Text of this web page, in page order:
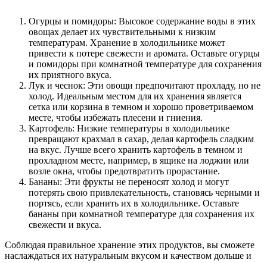
Огурцы и помидоры: Высокое содержание воды в этих
овощах делает их чувствительными к низким
температурам. Хранение в холодильнике может
привести к потере свежести и аромата. Оставьте огурцы
и помидоры при комнатной температуре для сохранения
их приятного вкуса.
Лук и чеснок: Эти овощи предпочитают прохладу, но не
холод. Идеальным местом для их хранения является
сетка или корзина в темном и хорошо проветриваемом
месте, чтобы избежать плесени и гниения.
Картофель: Низкие температуры в холодильнике
превращают крахмал в сахар, делая картофель сладким
на вкус. Лучше всего хранить картофель в темном и
прохладном месте, например, в ящике на лоджии или
возле окна, чтобы предотвратить прорастание.
Бананы: Эти фрукты не переносят холод и могут
потерять свою привлекательность, становясь черными и
портясь, если хранить их в холодильнике. Оставьте
бананы при комнатной температуре для сохранения их
свежести и вкуса.
Соблюдая правильное хранение этих продуктов, вы сможете
наслаждаться их натуральным вкусом и качеством дольше и